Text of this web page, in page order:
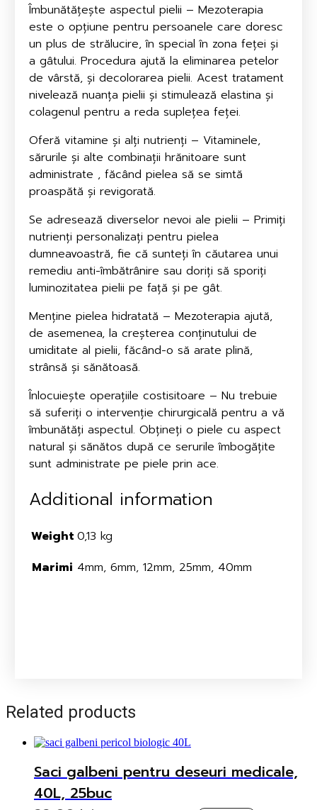
Îmbunătățește aspectul pielii – Mezoterapia
este o opțiune pentru persoanele care doresc
un plus de strălucire, în special în zona feței și
a gâtului. Procedura ajută la eliminarea petelor
de vârstă, și decolorarea pielii. Acest tratament
nivelează nuanța pielii și stimulează elastina și
colagenul pentru a reda suplețea feței.
Oferă vitamine și alți nutrienți – Vitaminele,
sărurile și alte combinații hrănitoare sunt
administrate , făcând pielea să se simtă
proaspătă și revigorată.
Se adresează diverselor nevoi ale pielii – Primiți
nutrienți personalizați pentru pielea
dumneavoastră, fie că sunteți în căutarea unui
remediu anti-îmbătrânire sau doriți să sporiți
luminozitatea pielii pe față și pe gât.
Menține pielea hidratată – Mezoterapia ajută,
de asemenea, la creșterea conținutului de
umiditate al pielii, făcând-o să arate plină,
strânsă și sănătoasă.
Înlocuiește operațiile costisitoare – Nu trebuie
să suferiți o intervenție chirurgicală pentru a vă
îmbunătăți aspectul. Obțineți o piele cu aspect
natural și sănătos după ce serurile îmbogățite
sunt administrate pe piele prin ace.
Additional information
Weight 0,13 kg
Marimi 4mm, 6mm, 12mm, 25mm, 40mm
Related products
Saci galbeni pentru deseuri medicale,
40L, 25buc